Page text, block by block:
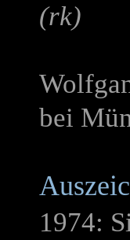
(rk)
bei
1974: